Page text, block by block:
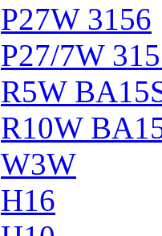
P27W 3156
P27/7W
R5W
R10W
W3W
H16